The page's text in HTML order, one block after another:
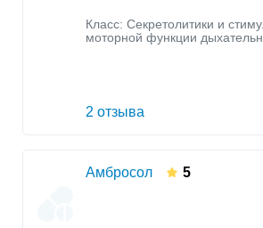
Класс: Секретолитики и
моторной функции
2 отзыва
Амбросол 5